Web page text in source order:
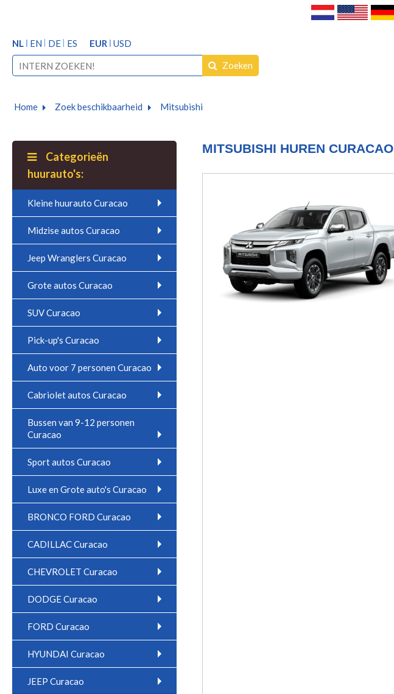
NL EN DE ES EUR USD
Zoeken
Home Zoek beschikbaarheid Mitsubishi
Categorieën
huurauto's:
Kleine huurauto Curacao
Midzise autos Curacao
Jeep Wranglers Curacao
Grote autos Curacao
SUV Curacao
Pick-up's Curacao
Auto voor 7 personen Curacao
Cabriolet autos Curacao
Bussen van 9-12 personen
Curacao
Sport autos Curacao
Luxe en Grote auto's Curacao
BRONCO FORD Curacao
CADILLAC Curacao
CHEVROLET Curacao
DODGE Curacao
FORD Curacao
HYUNDAI Curacao
JEEP Curacao
MITSUBISHI HUREN CURACAO